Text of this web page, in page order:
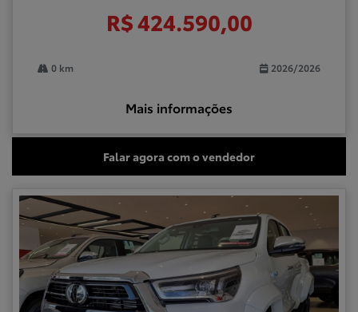
R$ 424.590,00
0 km 2026/2026
Mais informações
Falar agora com o vendedor